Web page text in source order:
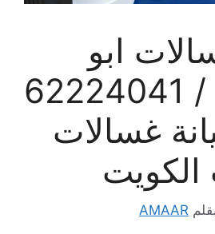
ابو
الحصاني / 62224041
غسالات
AMAAR